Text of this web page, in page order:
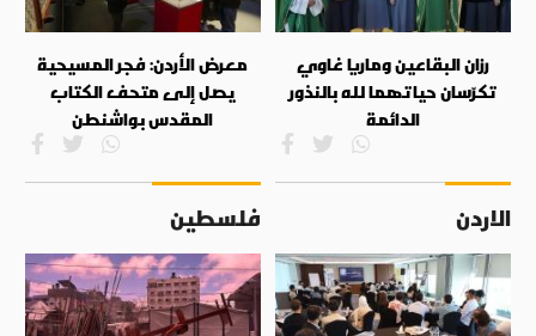
رزان البقاعين وماريا غاوي
تكرّسان حياتهما لله بالنذور
الدائمة
معرض الأردن: فجر المسيحية
يصل إلى متحف الكتاب
المقدس بواشنطن
الاردن فلسطين